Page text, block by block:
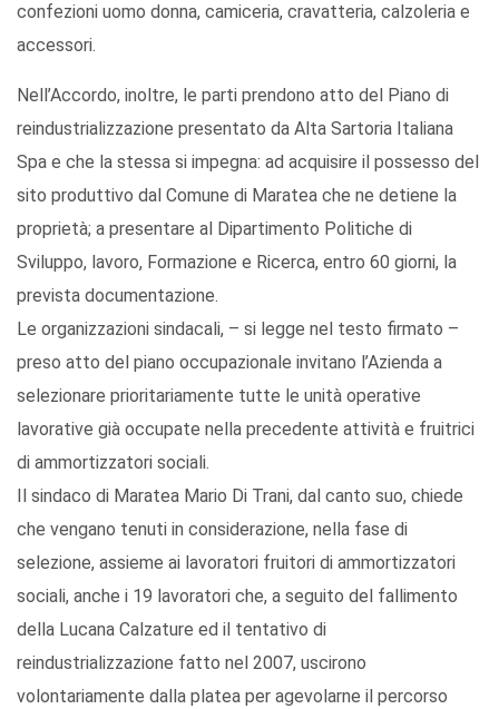
confezioni uomo donna, camiceria, cravatteria, calzoleria e
accessori.
Nell’Accordo, inoltre, le parti prendono atto del Piano di
reindustrializzazione presentato da Alta Sartoria Italiana
Spa e che la stessa si impegna: ad acquisire il possesso del
sito produttivo dal Comune di Maratea che ne detiene la
proprietà; a presentare al Dipartimento Politiche di
Sviluppo, lavoro, Formazione e Ricerca, entro 60 giorni, la
prevista documentazione.
Le organizzazioni sindacali, – si legge nel testo firmato –
preso atto del piano occupazionale invitano l’Azienda a
selezionare prioritariamente tutte le unità operative
lavorative già occupate nella precedente attività e fruitrici
di ammortizzatori sociali.
Il sindaco di Maratea Mario Di Trani, dal canto suo, chiede
che vengano tenuti in considerazione, nella fase di
selezione, assieme ai lavoratori fruitori di ammortizzatori
sociali, anche i 19 lavoratori che, a seguito del fallimento
della Lucana Calzature ed il tentativo di
reindustrializzazione fatto nel 2007, uscirono
volontariamente dalla platea per agevolarne il percorso